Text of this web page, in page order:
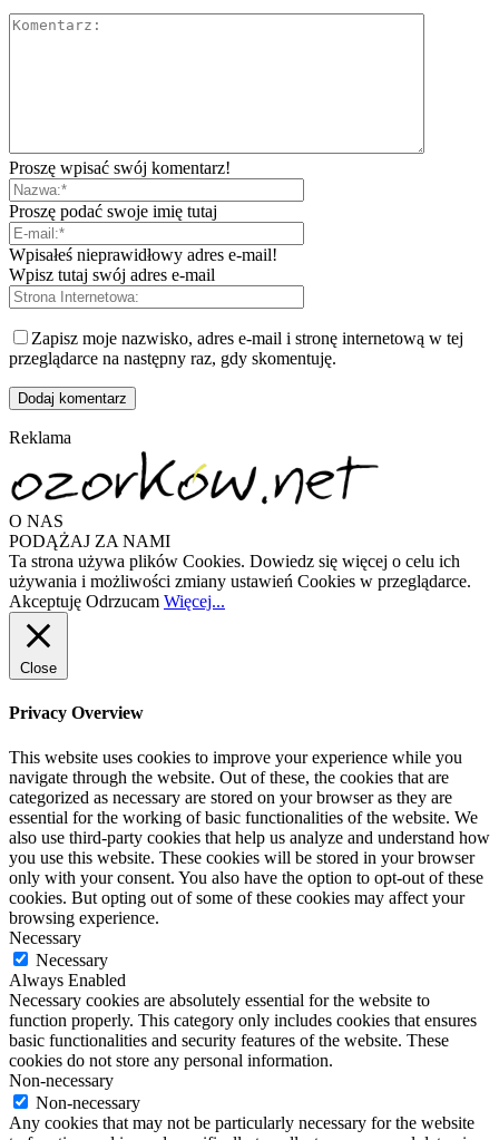
Proszę wpisać swój komentarz!
Proszę podać swoje imię tutaj
Wpisałeś nieprawidłowy adres e-mail!
Wpisz tutaj swój adres e-mail
Zapisz moje nazwisko, adres e-mail i stronę internetową w tej
przeglądarce na następny raz, gdy skomentuję.
Reklama
O NAS
PODĄŻAJ ZA NAMI
Ta strona używa plików Cookies. Dowiedz się więcej o celu ich
używania i możliwości zmiany ustawień Cookies w przeglądarce.
Akceptuję Odrzucam Więcej...
Close
Privacy Overview
This website uses cookies to improve your experience while you
navigate through the website. Out of these, the cookies that are
categorized as necessary are stored on your browser as they are
essential for the working of basic functionalities of the website. We
also use third-party cookies that help us analyze and understand how
you use this website. These cookies will be stored in your browser
only with your consent. You also have the option to opt-out of these
cookies. But opting out of some of these cookies may affect your
browsing experience.
Necessary
Necessary
Always Enabled
Necessary cookies are absolutely essential for the website to
function properly. This category only includes cookies that ensures
basic functionalities and security features of the website. These
cookies do not store any personal information.
Non-necessary
Non-necessary
Any cookies that may not be particularly necessary for the website